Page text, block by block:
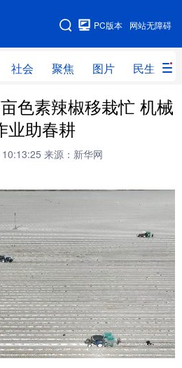
网站无障碍
PC版本
社会 聚焦 图片 民生
网站地图
社会 聚焦
访谈
服务
云看书画 光影新疆
廉政频道 新华视角看新疆
河北 山西
上海 江苏
色素辣椒移栽忙 机械
业助春耕
来源：新华网